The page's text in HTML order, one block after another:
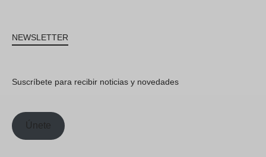
NEWSLETTER
Suscríbete para recibir noticias y novedades
Únete